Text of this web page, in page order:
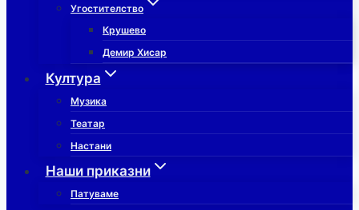
Угостителство
Крушево
Демир Хисар
Култура
Музика
Театар
Настани
Наши приказни
Патуваме